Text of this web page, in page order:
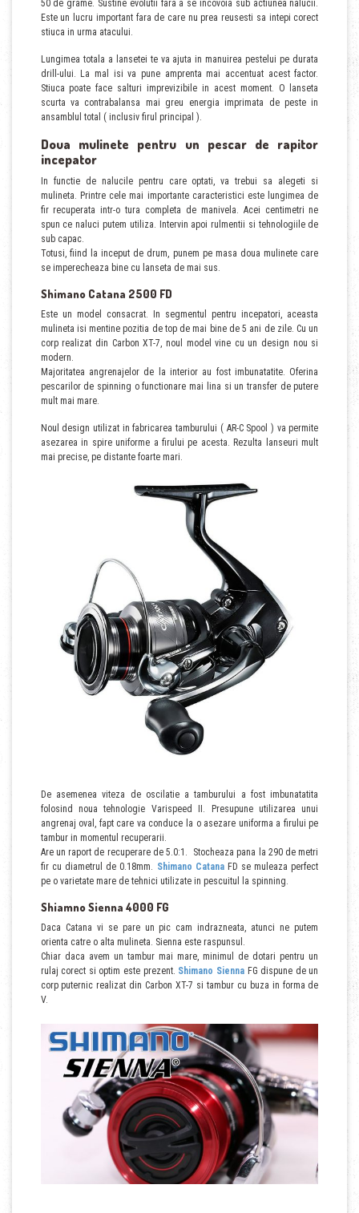
50 de grame. Sustine evolutii fara a se incovoia sub actiunea nalucii.
Este un lucru important fara de care nu prea reusesti sa intepi corect
stiuca in urma atacului.
Lungimea totala a lansetei te va ajuta in manuirea pestelui pe durata
drill-ului. La mal isi va pune amprenta mai accentuat acest factor.
Stiuca poate face salturi imprevizibile in acest moment. O lanseta
scurta va contrabalansa mai greu energia imprimata de peste in
ansamblul total ( inclusiv firul principal ).
Doua mulinete pentru un pescar de rapitor
incepator
In functie de nalucile pentru care optati, va trebui sa alegeti si
mulineta. Printre cele mai importante caracteristici este lungimea de
fir recuperata intr-o tura completa de manivela. Acei centimetri ne
spun ce naluci putem utiliza. Intervin apoi rulmentii si tehnologiile de
sub capac.
Totusi, fiind la inceput de drum, punem pe masa doua mulinete care
se imperecheaza bine cu lanseta de mai sus.
Shimano Catana 2500 FD
Este un model consacrat. In segmentul pentru incepatori, aceasta
mulineta isi mentine pozitia de top de mai bine de 5 ani de zile. Cu un
corp realizat din Carbon XT-7, noul model vine cu un design nou si
modern.
Majoritatea angrenajelor de la interior au fost imbunatatite. Oferina
pescarilor de spinning o functionare mai lina si un transfer de putere
mult mai mare.
Noul design utilizat in fabricarea tamburului ( AR-C Spool ) va permite
asezarea in spire uniforme a firului pe acesta. Rezulta lanseuri mult
mai precise, pe distante foarte mari.
De asemenea viteza de oscilatie a tamburului a fost imbunatatita
folosind noua tehnologie Varispeed II. Presupune utilizarea unui
angrenaj oval, fapt care va conduce la o asezare uniforma a firului pe
tambur in momentul recuperarii.
Are un raport de recuperare de 5.0:1. Stocheaza pana la 290 de metri
fir cu diametrul de 0.18mm. Shimano CatanaFD se muleaza perfect
pe o varietate mare de tehnici utilizate in pescuitul la spinning.
Shiamno Sienna 4000 FG
Daca Catana vi se pare un pic cam indrazneata, atunci ne putem
orienta catre o alta mulineta. Sienna este raspunsul.
Chiar daca avem un tambur mai mare, minimul de dotari pentru un
rulaj corect si optim este prezent. Shimano SiennaFG dispune de un
corp puternic realizat din Carbon XT-7 si tambur cu buza in forma de
V.